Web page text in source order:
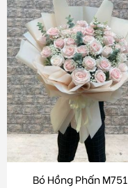
Bó Hồng Phấn M751